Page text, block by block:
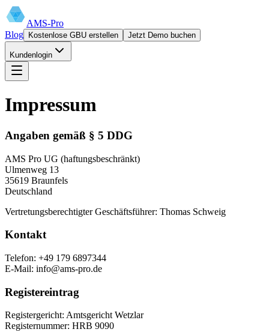
AMS-Pro
Blog
Kostenlose GBU erstellen Jetzt Demo buchen
Kundenlogin
Impressum
Angaben gemäß § 5 DDG
AMS Pro UG (haftungsbeschränkt)
Ulmenweg 13
35619 Braunfels
Deutschland
Vertretungsberechtigter Geschäftsführer: Thomas Schweig
Kontakt
Telefon: +49 179 6897344
E-Mail: info@ams-pro.de
Registereintrag
Registergericht: Amtsgericht Wetzlar
Registernummer: HRB 9090